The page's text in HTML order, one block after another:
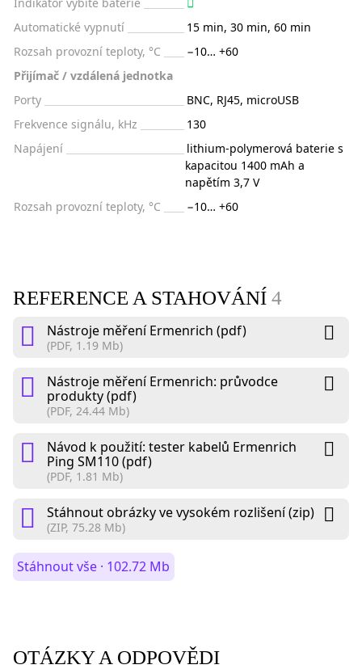
Automatické vypnutí
15 min, 30 min, 60 min
Rozsah provozní teploty, °C
−10… +60
Přijímač / vzdálená jednotka
Porty
BNC, RJ45, microUSB
Frekvence signálu, kHz
130
Napájení
lithium-polymerová baterie s
kapacitou 1400 mAh a
napětím 3,7 V
Rozsah provozní teploty, °C
−10… +60
REFERENCE A STAHOVÁNÍ 4
Nástroje měření Ermenrich (pdf)
(PDF, 1.19 Mb)
Nástroje měření Ermenrich: průvodce
produkty (pdf)
(PDF, 24.44 Mb)
Návod k použití: tester kabelů Ermenrich
Ping SM110 (pdf)
(PDF, 1.81 Mb)
Stáhnout obrázky ve vysokém rozlišení (zip)
(ZIP, 75.28 Mb)
Stáhnout vše · 102.72 Mb
OTÁZKY A ODPOVĚDI